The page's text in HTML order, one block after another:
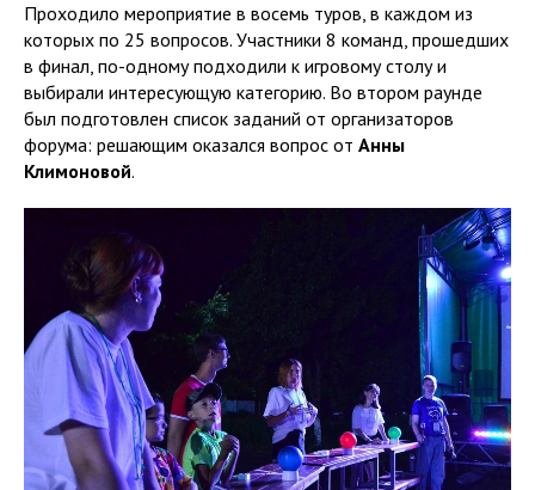
Проходило мероприятие в восемь туров, в каждом из
которых по 25 вопросов. Участники 8 команд, прошедших
в финал, по-одному подходили к игровому столу и
выбирали интересующую категорию. Во втором раунде
был подготовлен список заданий от организаторов
форума: решающим оказался вопрос от Анны
Климоновой.